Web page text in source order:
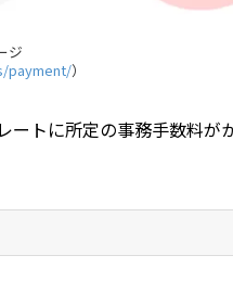
ジ
payment/）
ートに所定の事務手数料が